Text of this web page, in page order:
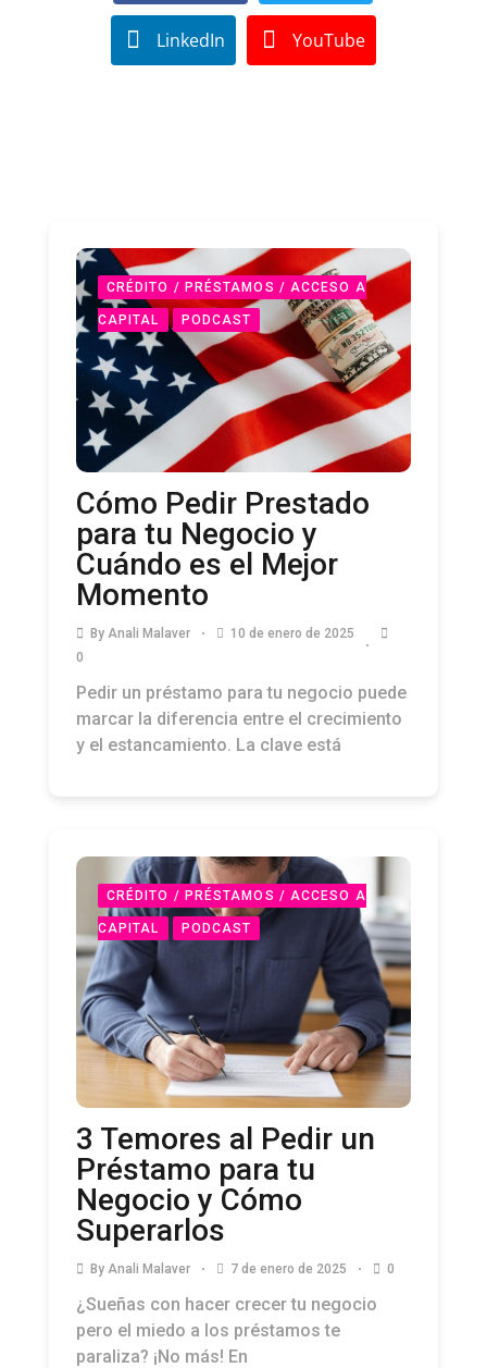
LinkedIn YouTube
CRÉDITO / PRÉSTAMOS / ACCESO A
CAPITAL PODCAST
Cómo Pedir Prestado
para tu Negocio y
Cuándo es el Mejor
Momento
By Anali Malaver
10 de enero de 2025
0
Pedir un préstamo para tu negocio puede
marcar la diferencia entre el crecimiento
y el estancamiento. La clave está
CRÉDITO / PRÉSTAMOS / ACCESO A
CAPITAL PODCAST
3 Temores al Pedir un
Préstamo para tu
Negocio y Cómo
Superarlos
By Anali Malaver 7 de enero de 2025 0
¿Sueñas con hacer crecer tu negocio
pero el miedo a los préstamos te
paraliza? ¡No más! En